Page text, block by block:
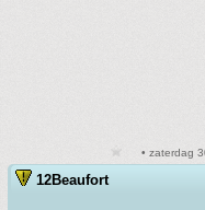
• zaterdag
12Beaufort